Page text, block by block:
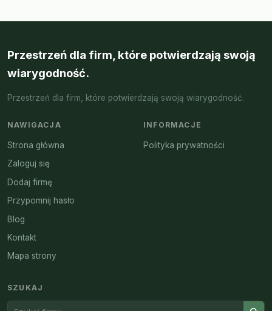
Przestrzeń dla firm, które potwierdzają swoją
wiarygodność.
Przestrzeń dla firm, które potwierdzają swoją wiarygodność.
NAWIGACJA
Strona główna
Zaloguj się
Dodaj firmę
Przypomnij hasło
Blog
Kontakt
Mapa strony
INFORMACJE
Polityka prywatności
SZUKAJ